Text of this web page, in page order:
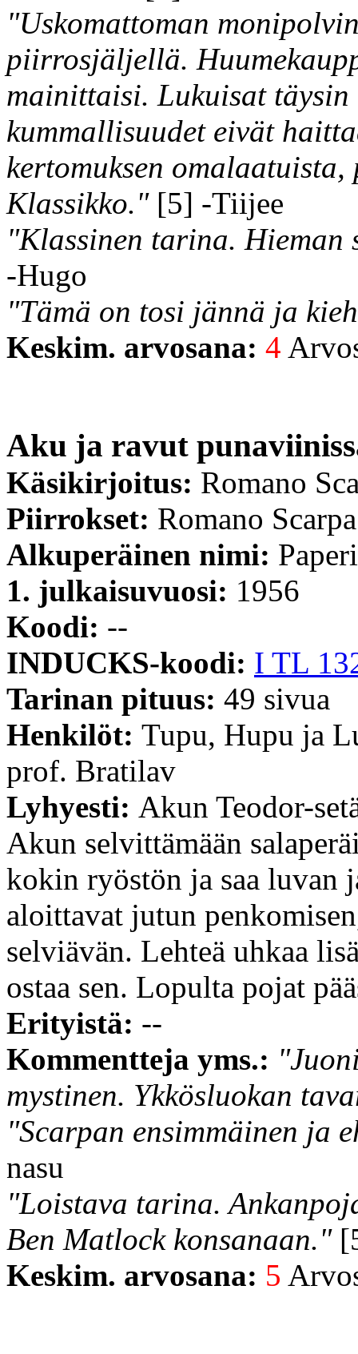
"Uskomattoman
piirrosjäljellä.
mainittaisi. Lukuisat
kummallisuudet eivät
kertomuksen
Klassikko."[5] -Tiijee
"Klassinen tarina. Hieman
-Hugo
"Tämä on tosi jännä ja
Keskim. arvosana: 4
Aku ja ravut
Käsikirjoitus: Romano
Piirrokset: Romano Scarpa
Alkuperäinen nimi:
1. julkaisuvuosi: 1956
Koodi: --
INDUCKS-koodi: I TL
Tarinan pituus: 49 sivua
Henkilöt: Tupu, Hupu ja
prof. Bratilav
Lyhyesti: Akun Teodor-
Akun selvittämään
kokin ryöstön ja saa luvan
aloittavat jutun
selviävän. Lehteä uhkaa
ostaa sen. Lopulta pojat
Erityistä: --
Kommentteja yms.:
mystinen. Ykkösluokan
"Scarpan ensimmäinen ja
nasu
"Loistava tarina.
Ben Matlock konsanaan."
Keskim. arvosana: 5